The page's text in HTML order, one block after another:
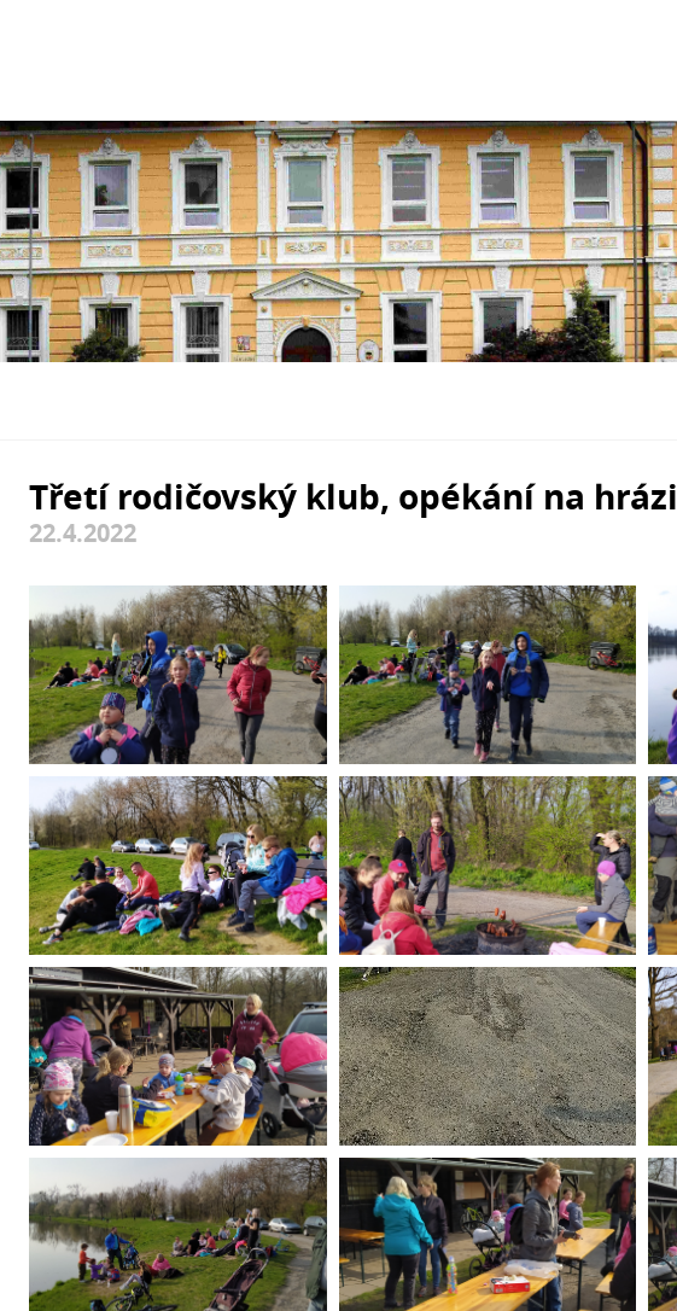
Třetí rodičovský klub, opékání na hrázi
22.4.2022